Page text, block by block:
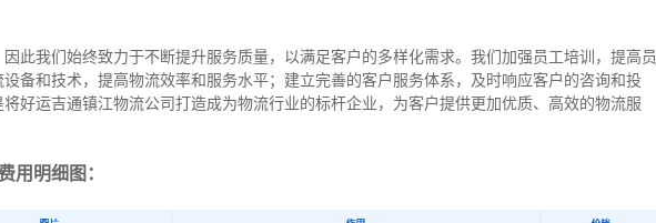
此我们始终致力于不断提升服务质量，以满足客户的多样化需求。我们加强员工培训，提高员
备和技术，提高物流效率和服务水平；建立完善的客户服务体系，及时响应客户的咨询和投
好运吉通镇江物流公司打造成为物流行业的标杆企业，为客户提供更加优质、高效的物流服
用明细图：